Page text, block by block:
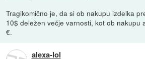
Tragikomično je, da si ob nakupu izdelka
10$ deležen večje varnosti, kot ob nakupu
€.
alexa-lol